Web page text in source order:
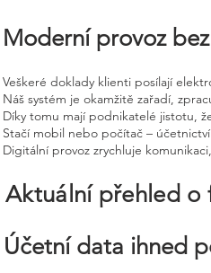
Moderní provoz
Veškeré doklady klienti posílají
Náš systém je okamžitě zařadí,
Díky tomu mají podnikatelé jistotu,
Stačí mobil nebo počítač –
Digitální provoz zrychluje
Aktuální přehled o
Účetní data ihned